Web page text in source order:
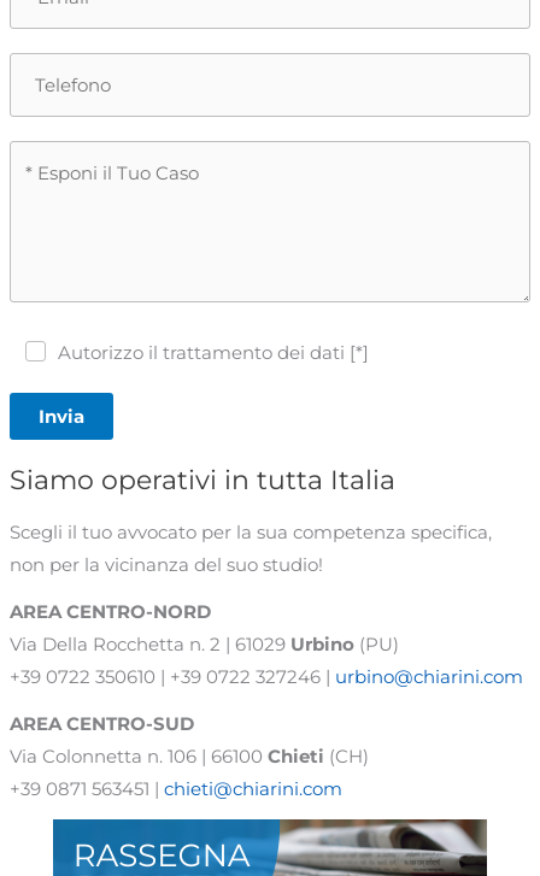
Autorizzo il trattamento dei dati [*]
Invia
Siamo operativi in tutta Italia
Scegli il tuo avvocato per la sua competenza specifica,
non per la vicinanza del suo studio!
AREA CENTRO-NORD
Via Della Rocchetta n. 2 | 61029 Urbino (PU)
+39 0722 350610 | +39 0722 327246 | urbino@chiarini.com
AREA CENTRO-SUD
Via Colonnetta n. 106 | 66100 Chieti (CH)
+39 0871 563451 | chieti@chiarini.com